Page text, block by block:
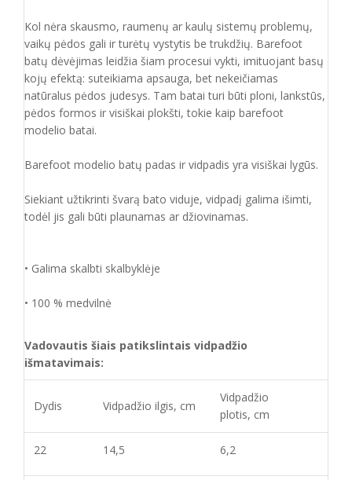
Kol nėra skausmo, raumenų ar kaulų sistemų problemų,
vaikų pėdos gali ir turėtų vystytis be trukdžių. Barefoot
batų dėvėjimas leidžia šiam procesui vykti, imituojant basų
kojų efektą: suteikiama apsauga, bet nekeičiamas
natūralus pėdos judesys. Tam batai turi būti ploni, lankstūs,
pėdos formos ir visiškai plokšti, tokie kaip barefoot
modelio batai.
Barefoot modelio batų padas ir vidpadis yra visiškai lygūs.
Siekiant užtikrinti švarą bato viduje, vidpadį galima išimti,
todėl jis gali būti plaunamas ar džiovinamas.
• Galima skalbti skalbyklėje
• 100 % medvilnė
Vadovautis šiais patikslintais vidpadžio
išmatavimais:
Dydis Vidpadžio ilgis, cm
Vidpadžio
plotis, cm
22 14,5 6,2